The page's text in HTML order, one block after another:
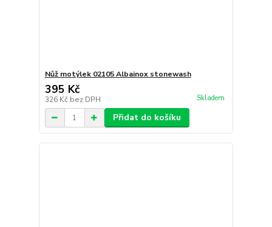
Nůž motýlek 02105 Albainox stonewash
395 Kč
326 Kč bez DPH Skladem
Přidat do košíku